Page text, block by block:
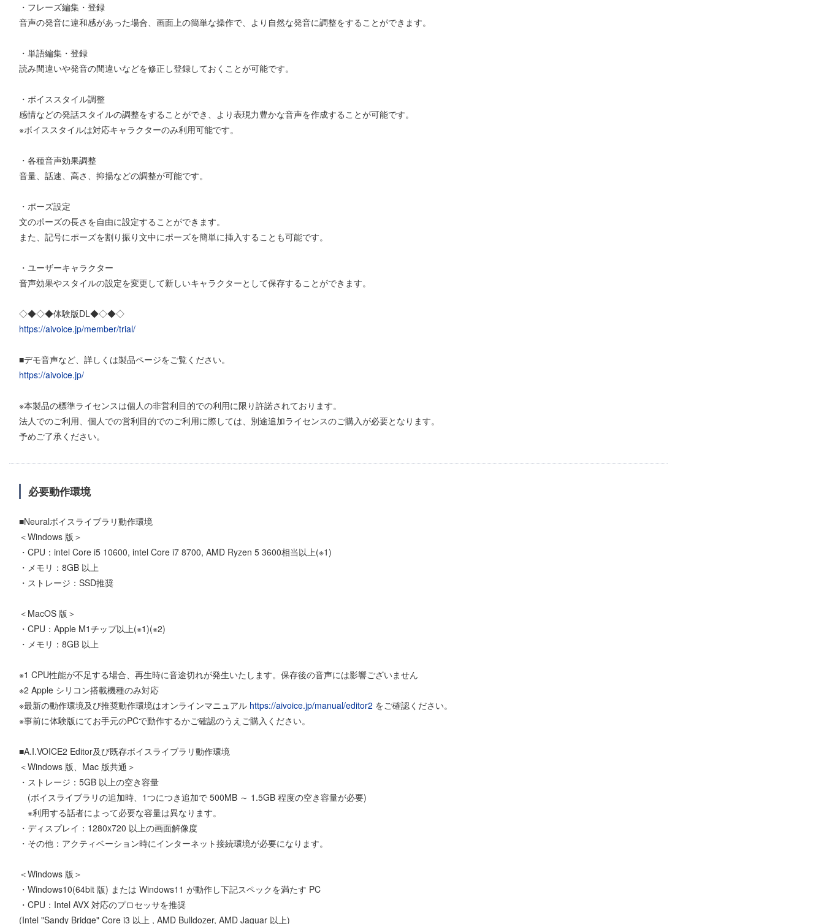
・フレーズ編集・登録
音声の発音に違和感があった場合、画面上の簡単な操作で、より自然な発音に調整をすることができます。
・単語編集・登録
読み間違いや発音の間違いなどを修正し登録しておくことが可能です。
・ボイススタイル調整
感情などの発話スタイルの調整をすることができ、より表現力豊かな音声を作成することが可能です。
※ボイススタイルは対応キャラクターのみ利用可能です。
・各種音声効果調整
音量、話速、高さ、抑揚などの調整が可能です。
・ポーズ設定
文のポーズの長さを自由に設定することができます。
また、記号にポーズを割り振り文中にポーズを簡単に挿入することも可能です。
・ユーザーキャラクター
音声効果やスタイルの設定を変更して新しいキャラクターとして保存することができます。
◇◆◇◆体験版DL◆◇◆◇
https://aivoice.jp/member/trial/
■デモ音声など、詳しくは製品ページをご覧ください。
https://aivoice.jp/
※本製品の標準ライセンスは個人の非営利目的での利用に限り許諾されております。
法人でのご利用、個人での営利目的でのご利用に際しては、別途追加ライセンスのご購入が必要となります。
予めご了承ください。
必要動作環境
■Neuralボイスライブラリ動作環境
＜Windows 版＞
・CPU：intel Core i5 10600, intel Core i7 8700, AMD Ryzen 5 3600相当以上(※1)
・メモリ：8GB 以上
・ストレージ：SSD推奨
＜MacOS 版＞
・CPU：Apple M1チップ以上(※1)(※2)
・メモリ：8GB 以上
※1 CPU性能が不足する場合、再生時に音途切れが発生いたします。保存後の音声には影響ございません
※2 Apple シリコン搭載機種のみ対応
※最新の動作環境及び推奨動作環境はオンラインマニュアル https://aivoice.jp/manual/editor2 をご確認ください。
※事前に体験版にてお手元のPCで動作するかご確認のうえご購入ください。
■A.I.VOICE2 Editor及び既存ボイスライブラリ動作環境
＜Windows 版、Mac 版共通＞
・ストレージ：5GB 以上の空き容量
(ボイスライブラリの追加時、1つにつき追加で 500MB ～ 1.5GB 程度の空き容量が必要)
※利用する話者によって必要な容量は異なります。
・ディスプレイ：1280x720 以上の画面解像度
・その他：アクティベーション時にインターネット接続環境が必要になります。
＜Windows 版＞
・Windows10(64bit 版) または Windows11 が動作し下記スペックを満たす PC
・CPU：Intel AVX 対応のプロセッサを推奨
(Intel "Sandy Bridge" Core i3 以上 , AMD Bulldozer, AMD Jaguar 以上)